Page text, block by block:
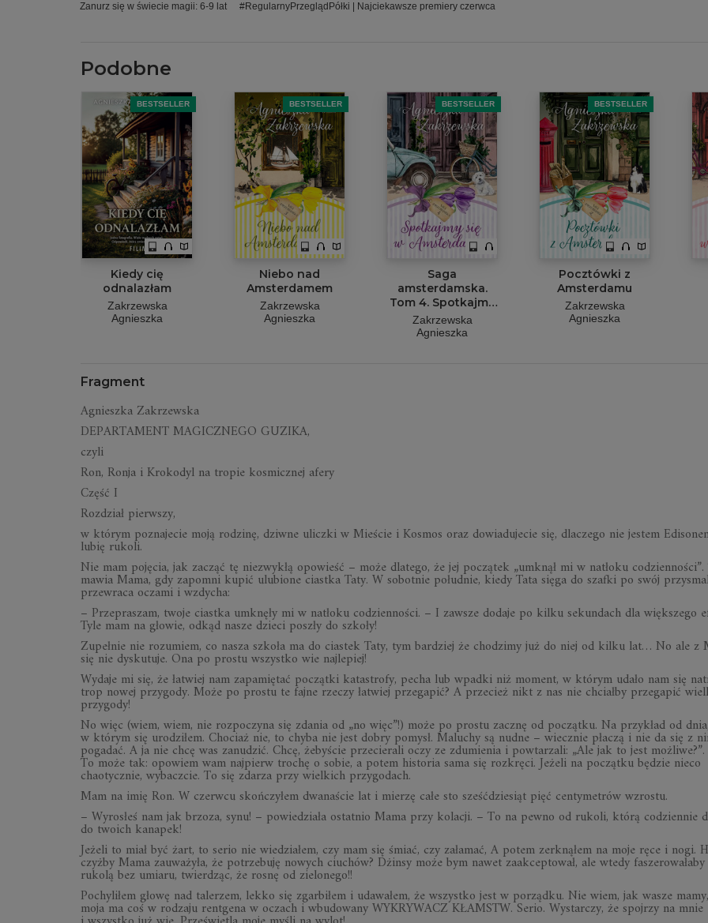
Zanurz się w świecie magii: 6-9 lat #RegularnyPrzeglądPółki | Najciekawsze premiery czerwca
Podobne
BESTSELLER
Kiedy cię
odnalazłam
Zakrzewska
Agnieszka
BESTSELLER
Niebo nad
Amsterdamem
Zakrzewska
Agnieszka
BESTSELLER
Saga
amsterdamska.
Tom 4. Spotkajmy
się w Amsterdamie
Zakrzewska
Agnieszka
BESTSELLER
Pocztówki z
Amsterdamu
Zakrzewska
Agnieszka
Fragment
Agnieszka Zakrzewska
DEPARTAMENT MAGICZNEGO GUZIKA,
czyli
Ron, Ronja i Krokodyl na tropie kosmicznej afery
Część I
Rozdział pierwszy,
w którym poznajecie moją rodzinę, dziwne uliczki w Mieście i Kosmos oraz dowiadujecie się, dlaczego nie jestem
lubię rukoli.
Nie mam pojęcia, jak zacząć tę niezwykłą opowieść – może dlatego, że jej początek „umknął mi w natłoku
mawia Mama, gdy zapomni kupić ulubione ciastka Taty. W sobotnie południe, kiedy Tata sięga do szafki po swój
przewraca oczami i wzdycha:
– Przepraszam, twoje ciastka umknęły mi w natłoku codzienności. – I zawsze dodaje po kilku sekundach dla większego
Tyle mam na głowie, odkąd nasze dzieci poszły do szkoły!
Zupełnie nie rozumiem, co nasza szkoła ma do ciastek Taty, tym bardziej że chodzimy już do niej od kilku lat… No ale z
się nie dyskutuje. Ona po prostu wszystko wie najlepiej!
Wydaje mi się, że łatwiej nam zapamiętać początki katastrofy, pecha lub wpadki niż moment, w którym udało nam się
trop nowej przygody. Może po prostu te fajne rzeczy łatwiej przegapić? A przecież nikt z nas nie chciałby przegapić
przygody!
No więc (wiem, wiem, nie rozpoczyna się zdania od „no więc”!) może po prostu zacznę od początku. Na przykład od
w którym się urodziłem. Chociaż nie, to chyba nie jest dobry pomysł. Maluchy są nudne – wiecznie płaczą i nie da się z
pogadać. A ja nie chcę was zanudzić. Chcę, żebyście przecierali oczy ze zdumienia i powtarzali: „Ale jak to jest
To może tak: opowiem wam najpierw trochę o sobie, a potem historia sama się rozkręci. Jeżeli na początku będzie nieco
chaotycznie, wybaczcie. To się zdarza przy wielkich przygodach.
Mam na imię Ron. W czerwcu skończyłem dwanaście lat i mierzę całe sto sześćdziesiąt pięć centymetrów wzrostu.
– Wyrosłeś nam jak brzoza, synu! – powiedziała ostatnio Mama przy kolacji. – To na pewno od rukoli, którą codziennie
do twoich kanapek!
Jeżeli to miał być żart, to serio nie wiedziałem, czy mam się śmiać, czy załamać, A potem zerknąłem na moje ręce i nogi.
czyżby Mama zauważyła, że potrzebuję nowych ciuchów? Dżinsy może bym nawet zaakceptował, ale wtedy
rukolą bez umiaru, twierdząc, że rosnę od zielonego!!
Pochyliłem głowę nad talerzem, lekko się zgarbiłem i udawałem, że wszystko jest w porządku. Nie wiem, jak wasze
moja ma coś w rodzaju rentgena w oczach i wbudowany WYKRYWACZ KŁAMSTW. Serio. Wystarczy, że spojrzy na mnie